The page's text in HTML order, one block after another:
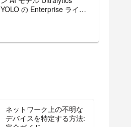
YOLO の Enterprise ライセ
ネットワーク上の不明な
デバイスを特定する方法: